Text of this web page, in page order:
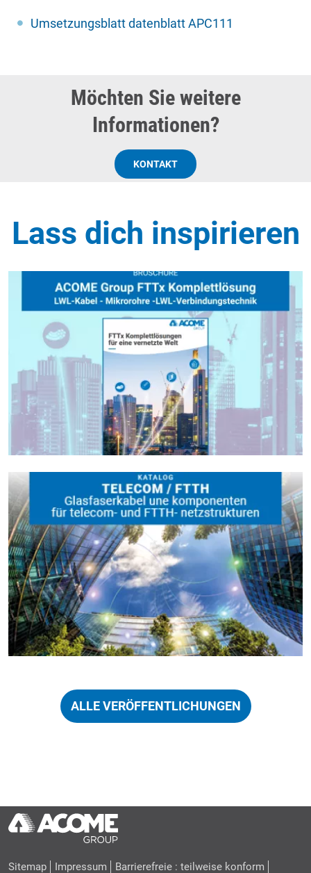
Umsetzungsblatt datenblatt APC111
Möchten Sie weitere
Informationen?
KONTAKT
Lass dich inspirieren
ALLE VERÖFFENTLICHUNGEN
Sitemap Impressum Barrierefreie : teilweise konform